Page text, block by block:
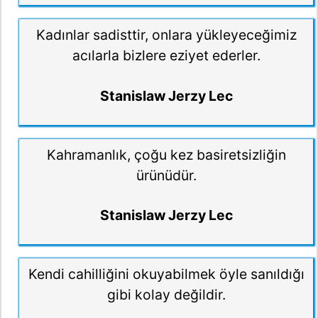
Kadınlar sadisttir, onlara yükleyeceğimiz
acılarla bizlere eziyet ederler.
Stanislaw Jerzy Lec
Kahramanlık, çoğu kez basiretsizliğin
ürünüdür.
Stanislaw Jerzy Lec
Kendi cahilliğini okuyabilmek öyle sanıldığı
gibi kolay değildir.